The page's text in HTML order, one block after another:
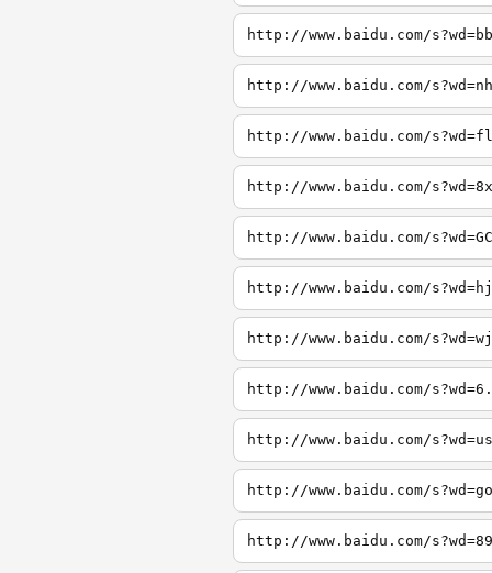
http://www.baidu.com/
http://www.baidu.com/
http://www.baidu.com/
http://www.baidu.com/
http://www.baidu.com/
http://www.baidu.com/
http://www.baidu.com/
http://www.baidu.com/
http://www.baidu.com/
http://www.baidu.com/
http://www.baidu.com/